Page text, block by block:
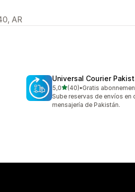
AR
Universal Courier
5,0av 5 stjerner
(40)
Totalt 40 omtaler
•Gratis
Sube reservas de envíos en
mensajería de Pakistán.